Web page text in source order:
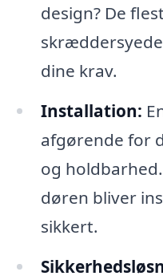
design? De
dine krav.
Installation:
afgørende for
og
døren bliver
sikkert.